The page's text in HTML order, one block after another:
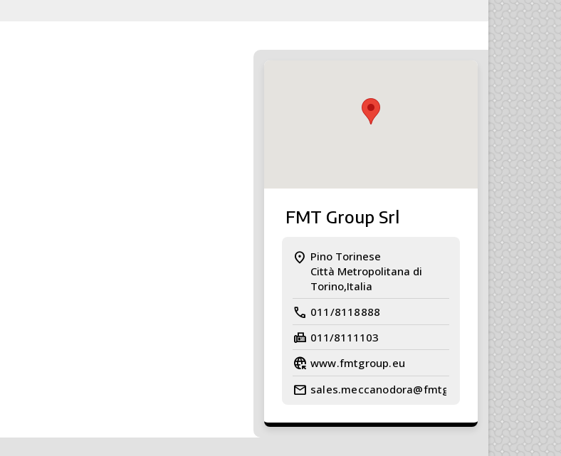
FMT Group Srl
location_on Pino Torinese
Città Metropolitana di
Torino,Italia
call 011/8118888
fax 011/8111103
captive_portal www.fmtgroup.eu
mail sales.meccanodora@fmtgroup.eu